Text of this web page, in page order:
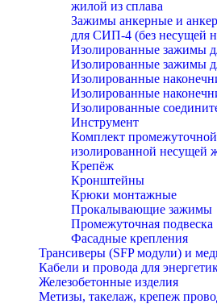
жилой из сплава
Зажимы анкерные и
для СИП-4 (без несущей
Изолированные зажимы
Изолированные зажимы
Изолированные
Изолированные
Изолированные
Инструмент
Комплект
изолированной несущей
Крепёж
Кронштейны
Крюки монтажные
Прокалывающие зажимы
Промежуточная подвеска
Фасадные крепления
Трансиверы (SFP модули) и
Кабели и провода для
Железобетонные изделия
Метизы, такелаж, крепеж